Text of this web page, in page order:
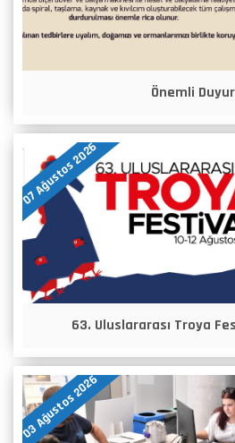
Önemli
07 Ağustos 2026
63. Uluslararası Troya
03 Ağustos 2026